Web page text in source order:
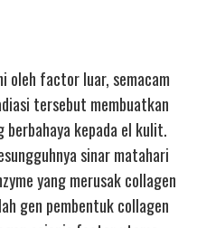
oleh factor luar, semacam
tersebut membuatkan
berbahaya kepada el kulit.
sinar matahari
yang merusak collagen
gen pembentuk collagen